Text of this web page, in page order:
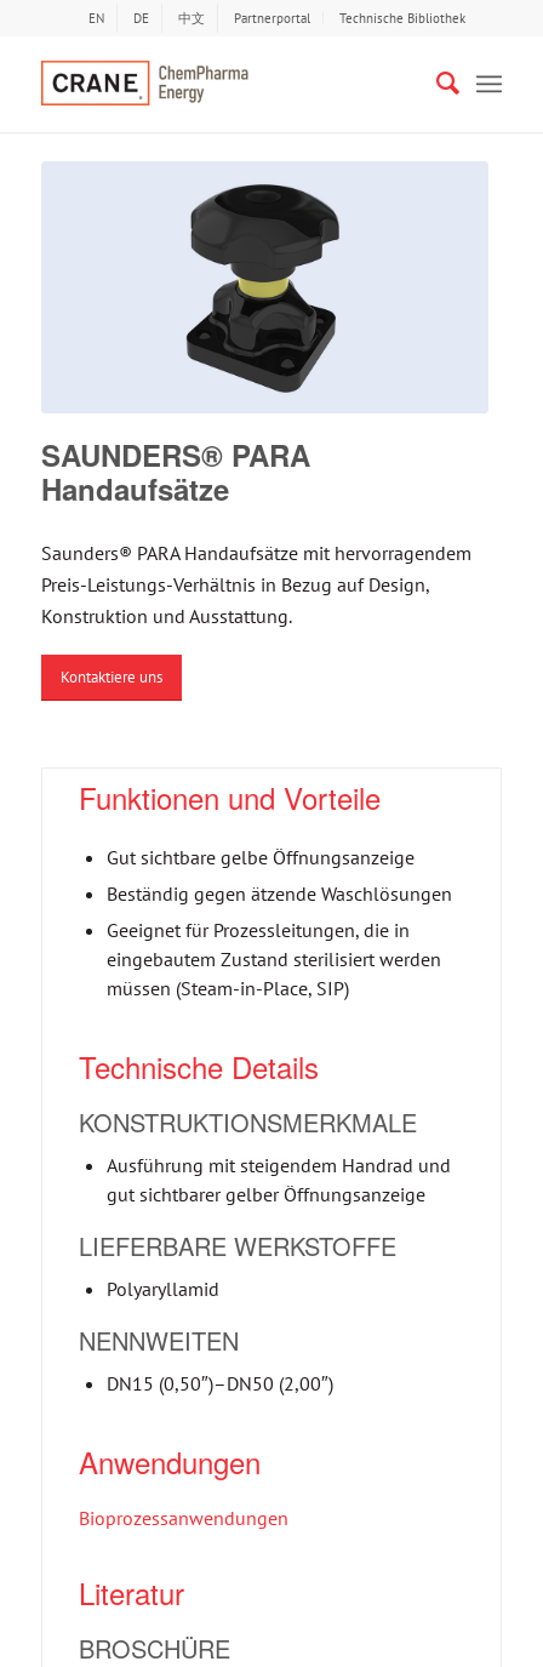
EN DE 中文 Partnerportal Technische Bibliothek
SAUNDERS® PARA
Handaufsätze
Saunders® PARA Handaufsätze mit hervorragendem
Preis-Leistungs-Verhältnis in Bezug auf Design,
Konstruktion und Ausstattung.
Kontaktiere uns
Funktionen und Vorteile
Gut sichtbare gelbe Öffnungsanzeige
Beständig gegen ätzende Waschlösungen
Geeignet für Prozessleitungen, die in
eingebautem Zustand sterilisiert werden
müssen (Steam-in-Place, SIP)
Technische Details
KONSTRUKTIONSMERKMALE
Ausführung mit steigendem Handrad und
gut sichtbarer gelber Öffnungsanzeige
LIEFERBARE WERKSTOFFE
Polyaryllamid
NENNWEITEN
DN15 (0,50″)–DN50 (2,00″)
Anwendungen
Bioprozessanwendungen
Literatur
BROSCHÜRE